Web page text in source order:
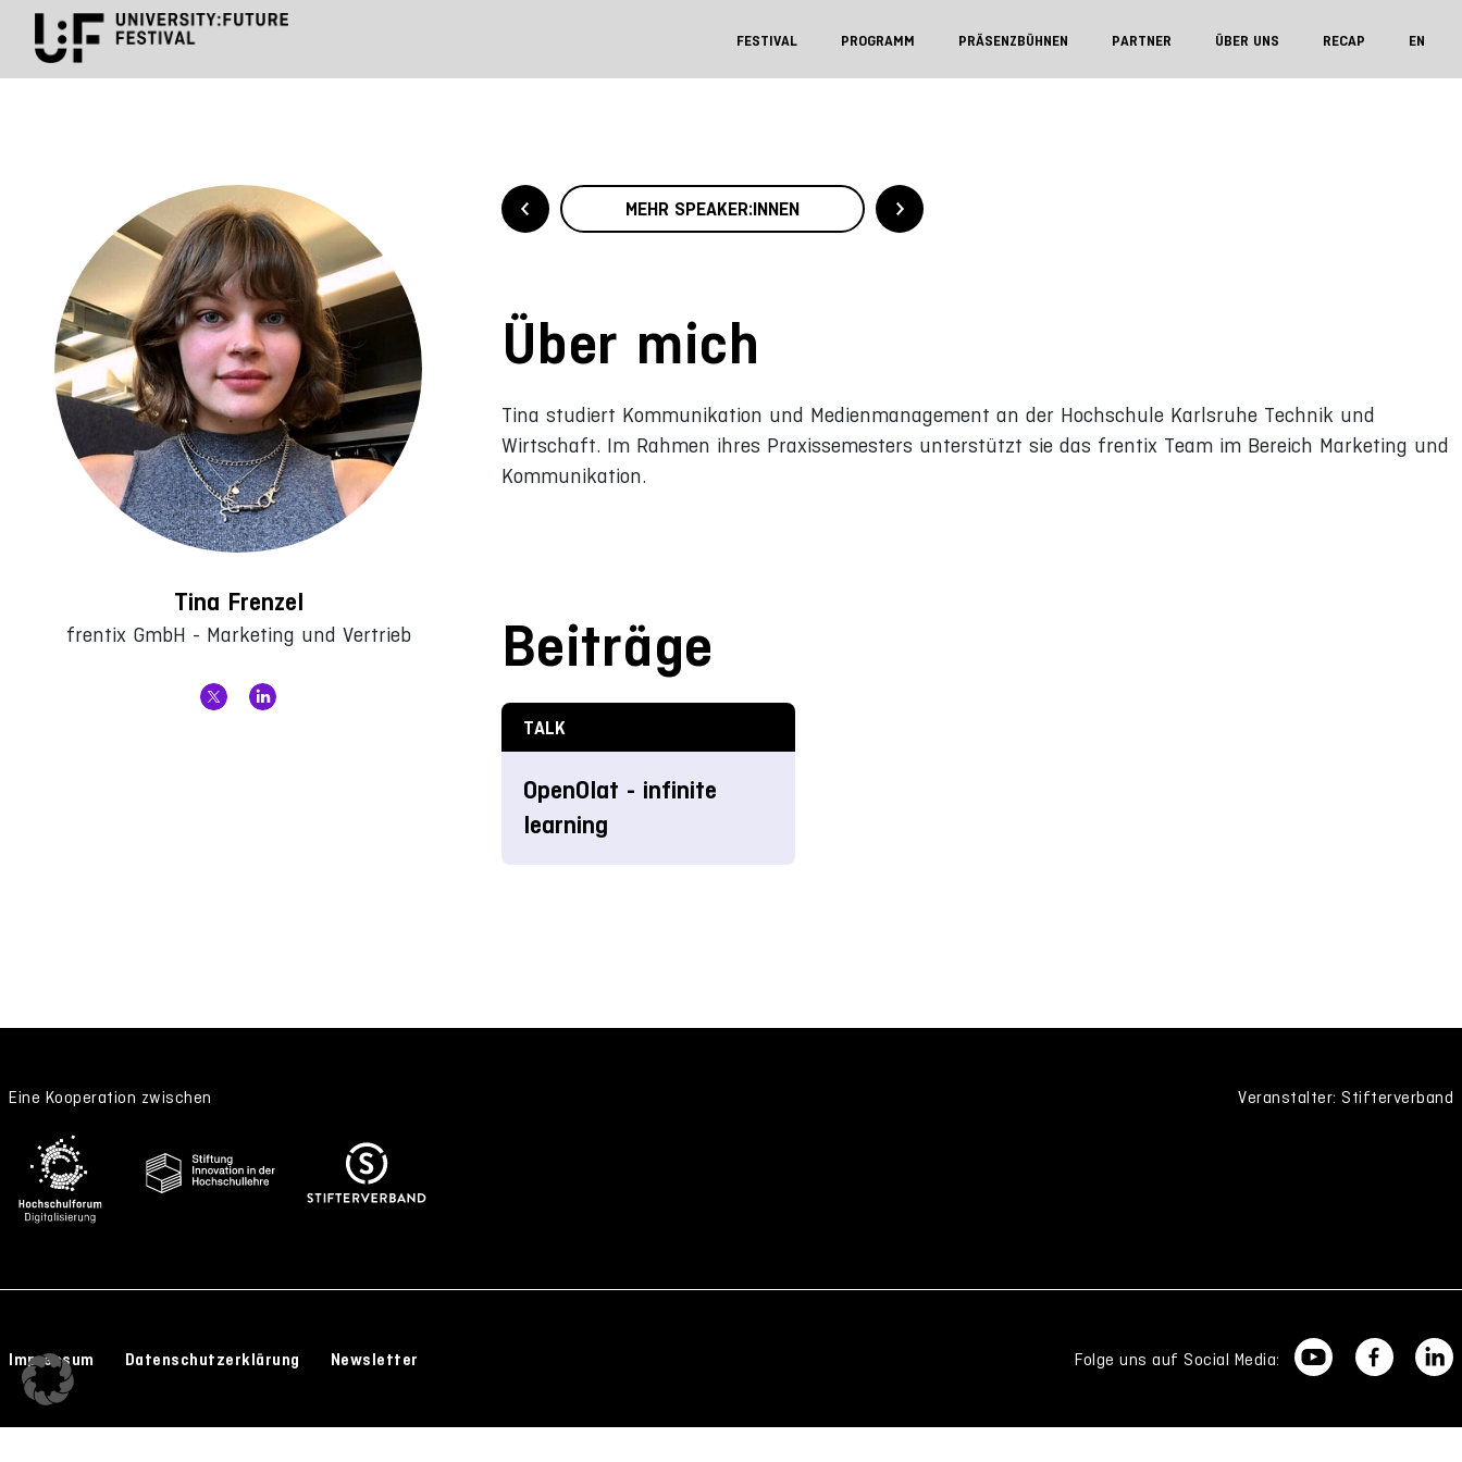
FESTIVAL PROGRAMM PRÄSENZBÜHNEN PARTNER ÜBER UNS RECAP EN
Tina Frenzel
frentix GmbH - Marketing und Vertrieb
MEHR SPEAKER:INNEN
Über mich
Tina studiert Kommunikation und Medienmanagement an der Hochschule Karlsruhe Technik und
Wirtschaft. Im Rahmen ihres Praxissemesters unterstützt sie das frentix Team im Bereich Marketing und
Kommunikation.
Beiträge
TALK
OpenOlat - infinite
learning
Eine Kooperation zwischen Veranstalter: Stifterverband
Impressum Datenschutzerklärung Newsletter Folge uns auf Social Media: